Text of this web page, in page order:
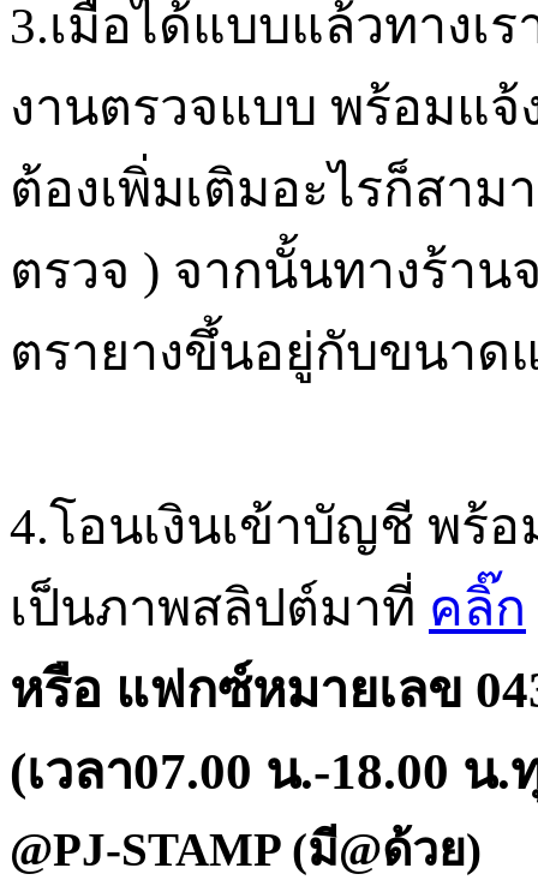
3.เมื่อได้แบบแล้วทางเ
งานตรวจแบบ พร้อมแจ้
ต้องเพิ่มเติมอะไรก็สาม
ตรวจ ) จากนั้นทางร้าน
ตรายางขึ้นอยู่กับขนาด
4.โอนเงินเข้าบัญชี พร้อ
เป็นภาพสลิปต์มาที่ คลิ๊ก
หรือ แฟกซ์หมายเลข
(เวลา07.00 น.-18.00 น.
@PJ-STAMP (มี@ด้วย)